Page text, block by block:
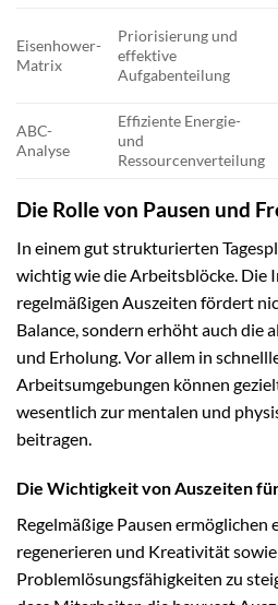
Eisenhower-
Matrix
Priorisierung und
effektive
Aufgabenteilung
ABC-
Analyse
Effiziente Energie-
und
Ressourcenverteilung
Die Rolle von Pausen und
In einem gut strukturierten
wichtig wie die Arbeitsblöcke. Die
regelmäßigen Auszeiten fördert
Balance, sondern erhöht auch die
und Erholung. Vor allem in
Arbeitsumgebungen können
wesentlich zur mentalen und
beitragen.
Die Wichtigkeit von Auszeiten
Regelmäßige Pausen ermöglichen
regenerieren und Kreativität sowie
Problemlösungsfähigkeiten zu